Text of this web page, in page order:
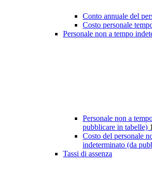
Conto annuale del
Costo personale
Personale non a tempo
Personale non a
pubblicare in tabelle) 1
Costo del personale
indeterminato (da
Tassi di assenza